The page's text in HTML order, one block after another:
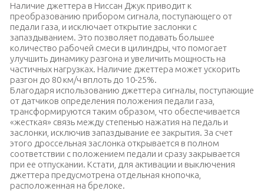
Наличие джеттера в Ниссан Джук приводит к
преобразованию прибором сигнала, поступающего от
педали газа, и исключает открытие заслонки с
запаздыванием. Это позволяет подавать большее
количество рабочей смеси в цилиндры, что помогает
улучшить динамику разгона и увеличить мощность на
частичных нагрузках. Наличие джеттера может ускорить
разгон до 80 км/ч вплоть до 10-25%.
Благодаря использованию джеттера сигналы, поступающие
от датчиков определения положения педали газа,
трансформируются таким образом, что обеспечивается
«жесткая» связь между степенью нажатия на педаль и
заслонки, исключив запаздывание ее закрытия. За счет
этого дроссельная заслонка открывается в полном
соответствии с положением педали и сразу закрывается
при ее отпускании. Кстати, для активации и выключения
джеттера предусмотрена отдельная кнопочка,
расположенная на брелоке.